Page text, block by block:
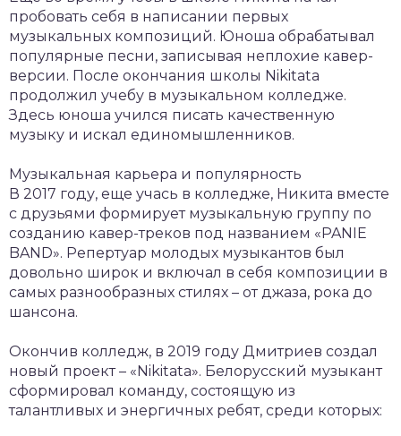
пробовать себя в написании первых
музыкальных композиций. Юноша обрабатывал
популярные песни, записывая неплохие кавер-
версии. После окончания школы Nikitata
продолжил учебу в музыкальном колледже.
Здесь юноша учился писать качественную
музыку и искал единомышленников.
Музыкальная карьера и популярность
В 2017 году, еще учась в колледже, Никита вместе
с друзьями формирует музыкальную группу по
созданию кавер-треков под названием «PANIE
BAND». Репертуар молодых музыкантов был
довольно широк и включал в себя композиции в
самых разнообразных стилях – от джаза, рока до
шансона.
Окончив колледж, в 2019 году Дмитриев создал
новый проект – «Nikitata». Белорусский музыкант
сформировал команду, состоящую из
талантливых и энергичных ребят, среди которых: